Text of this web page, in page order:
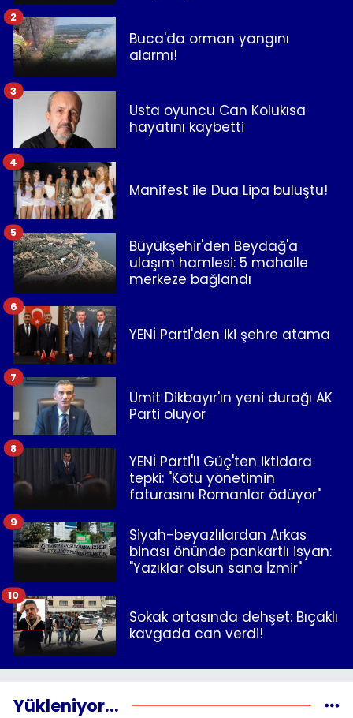
Buca'da orman yangını
alarmı!
2
Usta oyuncu Can Kolukısa
hayatını kaybetti
3
Manifest ile Dua Lipa buluştu!
4
Büyükşehir'den Beydağ'a
ulaşım hamlesi: 5 mahalle
merkeze bağlandı
5
YENİ Parti'den iki şehre atama
6
Ümit Dikbayır'ın yeni durağı AK
Parti oluyor
7
YENİ Parti'li Güç'ten iktidara
tepki: "Kötü yönetimin
faturasını Romanlar ödüyor"
8
Siyah-beyazlılardan Arkas
binası önünde pankartlı isyan:
"Yazıklar olsun sana İzmir"
9
Sokak ortasında dehşet: Bıçaklı
kavgada can verdi!
10
Yükleniyor...